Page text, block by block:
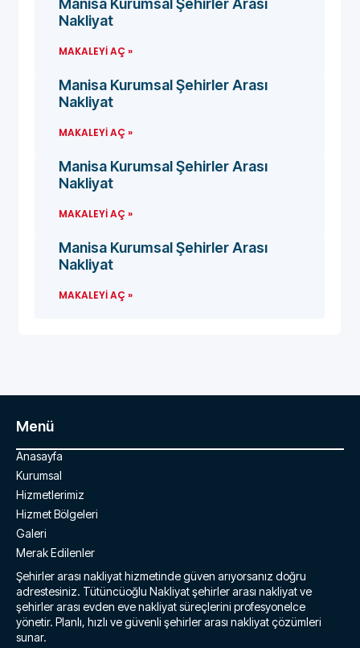
Nakliyat
MAKALEYI AÇ »
Manisa Kurumsal Şehirler Arası
Nakliyat
MAKALEYI AÇ »
Manisa Kurumsal Şehirler Arası
Nakliyat
MAKALEYI AÇ »
Manisa Kurumsal Şehirler Arası
Nakliyat
MAKALEYI AÇ »
Menü
Anasayfa
Kurumsal
Hizmetlerimiz
Hizmet Bölgeleri
Galeri
Merak Edilenler
Şehirler arası nakliyat hizmetinde güven arıyorsanız doğru
adrestesiniz. Tütüncüoğlu Nakliyat şehirler arası nakliyat ve
şehirler arası evden eve nakliyat süreçlerini profesyonelce
yönetir. Planlı, hızlı ve güvenli şehirler arası nakliyat çözümleri
sunar.